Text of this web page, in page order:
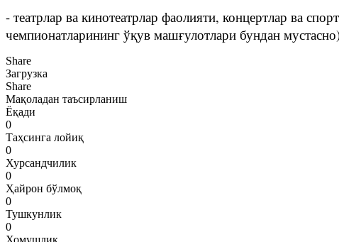
- театрлар ва кинотеатрлар фаолияти, концертлар ва
чемпионатларининг ўқув машғулотлари бундан
Share
Загрузка
Share
Мақоладан таъсирланиш
Ёқади
0
Таҳсинга лойиқ
0
Хурсандчилик
0
Ҳайрон бўлмоқ
0
Тушкунлик
0
Хомушлик